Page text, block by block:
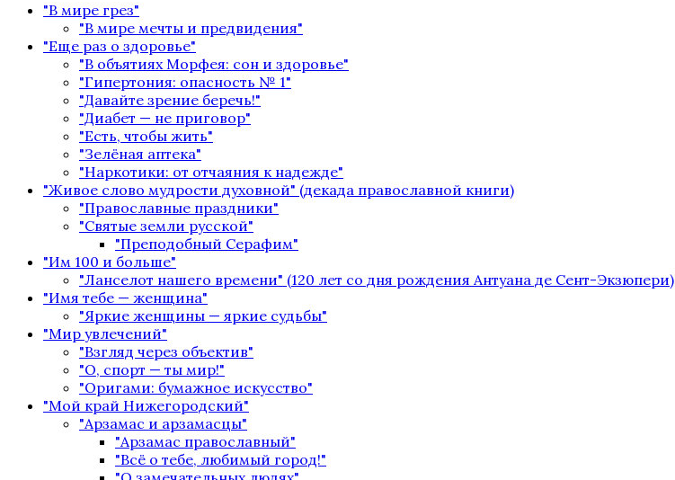
"В мире грез"
"В мире мечты и предвидения"
"Еще раз о здоровье"
"В объятиях Морфея: сон и здоровье"
"Гипертония: опасность № 1"
"Давайте зрение беречь!"
"Диабет — не приговор"
"Есть, чтобы жить"
"Зелёная аптека"
"Наркотики: от отчаяния к надежде"
"Живое слово мудрости духовной" (декада православной книги)
"Православные праздники"
"Святые земли русской"
"Преподобный Серафим"
"Им 100 и больше"
"Ланселот нашего времени" (120 лет со дня рождения Антуана де Сент-Экзюпери)
"Имя тебе — женщина"
"Яркие женщины — яркие судьбы"
"Мир увлечений"
"Взгляд через объектив"
"О, спорт — ты мир!"
"Оригами: бумажное искусство"
"Мой край Нижегородский"
"Арзамас и арзамасцы"
"Арзамас православный"
"Всё о тебе, любимый город!"